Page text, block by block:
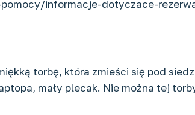
informacje-dotyczace-
torbę, która zmieści się pod
mały plecak. Nie można tej